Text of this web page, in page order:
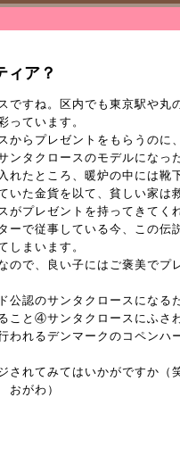
ィア？
ですね。区内でも東京駅や
っています。
からプレゼントをもらうの
ンタクロースのモデルにな
れたところ、暖炉の中には
いた金貨を以て、貧しい家は
がプレゼントを持ってきて
ーで従事している今、この
しまいます。
ので、良い子にはご褒美で
公認のサンタクロースにな
こと④サンタクロースにふさ
われるデンマークのコペン
されてみてはいかがですか（
おがわ）